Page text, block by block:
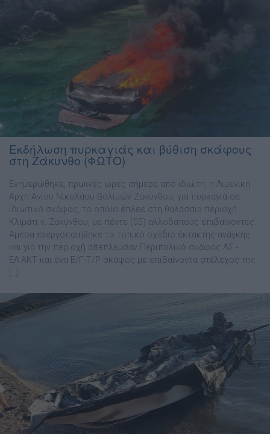
Εκδήλωση πυρκαγιάς και βύθιση σκάφους
στη Ζάκυνθο (ΦΩΤΟ)
Ενημερώθηκε, πρωινές ώρες σήμερα από ιδιώτη, η Λιμενική
Αρχή Αγίου Νικολάου Βολιμών Ζακύνθου, για πυρκαγιά σε
ιδιωτικό σκάφος, το οποίο έπλεε στη θαλάσσια περιοχή
Κλιμάτι ν. Ζακύνθου, με πέντε (05) αλλοδαπούς επιβαίνοντες.
Άμεσα ενεργοποιήθηκε το τοπικό σχέδιο έκτακτης ανάγκης
και για την περιοχή απέπλευσαν Περιπολικό σκάφος ΛΣ.-
ΕΛ.ΑΚΤ και ένα Ε/Γ-Τ/Ρ σκάφος με επιβαίνοντα στέλεχος της